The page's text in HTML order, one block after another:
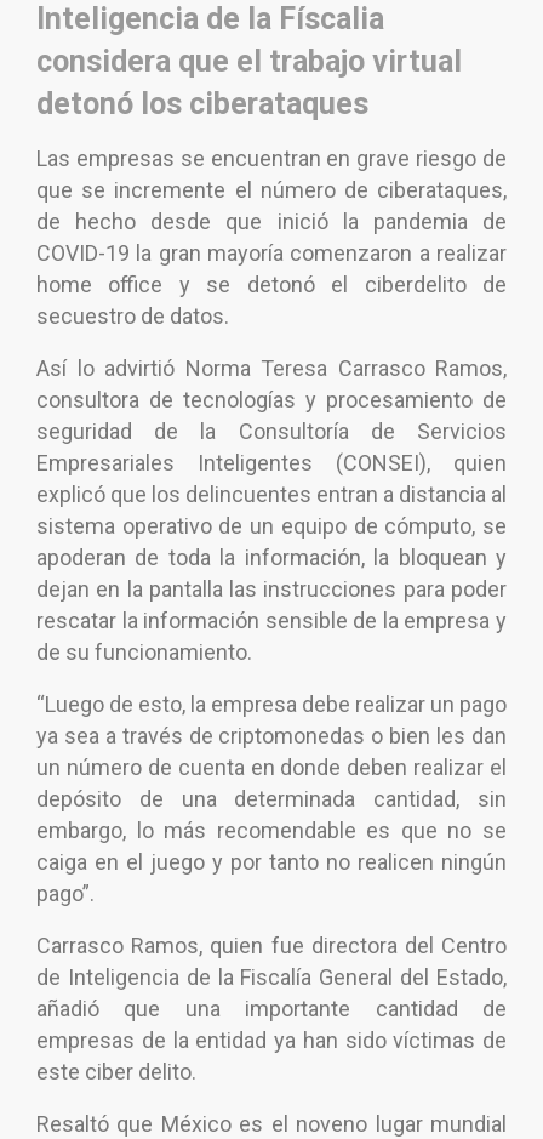
Inteligencia de la Físcalia
considera que el trabajo virtual
detonó los ciberataques
Las empresas se encuentran en grave riesgo de
que se incremente el número de ciberataques,
de hecho desde que inició la pandemia de
COVID-19 la gran mayoría comenzaron a realizar
home office y se detonó el ciberdelito de
secuestro de datos.
Así lo advirtió Norma Teresa Carrasco Ramos,
consultora de tecnologías y procesamiento de
seguridad de la Consultoría de Servicios
Empresariales Inteligentes (CONSEI), quien
explicó que los delincuentes entran a distancia al
sistema operativo de un equipo de cómputo, se
apoderan de toda la información, la bloquean y
dejan en la pantalla las instrucciones para poder
rescatar la información sensible de la empresa y
de su funcionamiento.
“Luego de esto, la empresa debe realizar un pago
ya sea a través de criptomonedas o bien les dan
un número de cuenta en donde deben realizar el
depósito de una determinada cantidad, sin
embargo, lo más recomendable es que no se
caiga en el juego y por tanto no realicen ningún
pago”.
Carrasco Ramos, quien fue directora del Centro
de Inteligencia de la Fiscalía General del Estado,
añadió que una importante cantidad de
empresas de la entidad ya han sido víctimas de
este ciber delito.
Resaltó que México es el noveno lugar mundial